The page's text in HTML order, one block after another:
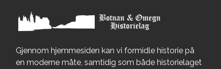
Gjennom hjemmesiden kan vi formidle historie på
en moderne måte, samtidig som både historielaget